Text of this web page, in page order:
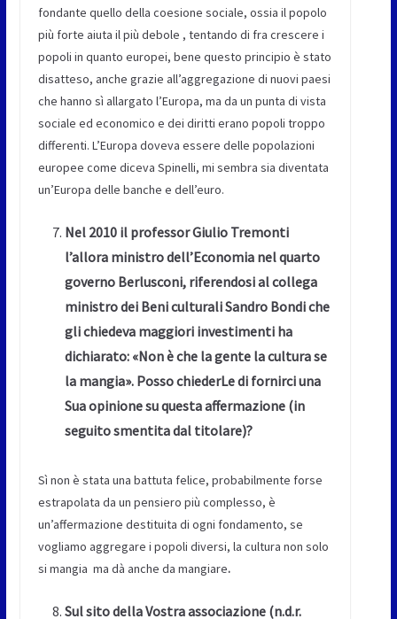
fondante quello della coesione sociale, ossia il popolo
più forte aiuta il più debole , tentando di fra crescere i
popoli in quanto europei, bene questo principio è stato
disatteso, anche grazie all’aggregazione di nuovi paesi
che hanno sì allargato l’Europa, ma da un punta di vista
sociale ed economico e dei diritti erano popoli troppo
differenti. L’Europa doveva essere delle popolazioni
europee come diceva Spinelli, mi sembra sia diventata
un’Europa delle banche e dell’euro.
Nel 2010 il professor Giulio Tremonti
l’allora ministro dell’Economia nel quarto
governo Berlusconi, riferendosi al collega
ministro dei Beni culturali Sandro Bondi che
gli chiedeva maggiori investimenti ha
dichiarato: «Non è che la gente la cultura se
la mangia». Posso chiederLe di fornirci una
Sua opinione su questa affermazione (in
seguito smentita dal titolare)?
Sì non è stata una battuta felice, probabilmente forse
estrapolata da un pensiero più complesso, è
un’affermazione destituita di ogni fondamento, se
vogliamo aggregare i popoli diversi, la cultura non solo
si mangia ma dà anche da mangiare.
Sul sito della Vostra associazione (n.d.r.